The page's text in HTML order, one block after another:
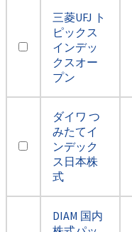
三菱UFJ ト
ピックス
インデッ
クスオー
プン
ダイワ つ
みたてイ
ンデック
ス日本株
式
DIAM 国内